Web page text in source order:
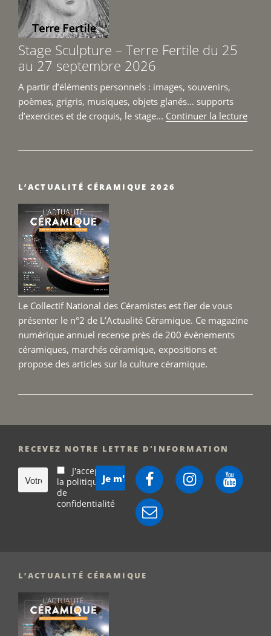
septembre
Stage Sculpture – Terre Fertile du 25
au 27 septembre 2026
A partir d’éléments personnels : images, souvenirs,
poèmes, grigris, musiques, objets glanés… supports
d’exercices et de croquis, le stage... Continuer la lecturede
L’ACTUALITÉ CÉRAMIQUE 2026
Le Collectif National des Céramistes est fier de vous
présenter le n°2 de L’Actualité Céramique. Ce magazine
numérique annuel recense près de 200 évènements
céramiques, marchés céramique, expositions et
propose des articles sur la culture céramique.
RECEVEZ NOTRE LETTRE D'INFORMATION
J'accepte
la politique
de
confidentialité
FacebookInstagramYouTube
E-
mail
L’ACTUALITÉ CÉRAMIQUE